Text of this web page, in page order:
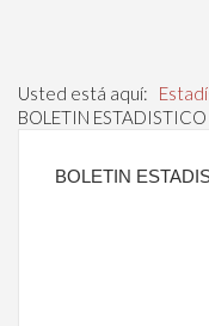
Usted está aquí:
BOLETIN ESTADISTICO
BOLETIN